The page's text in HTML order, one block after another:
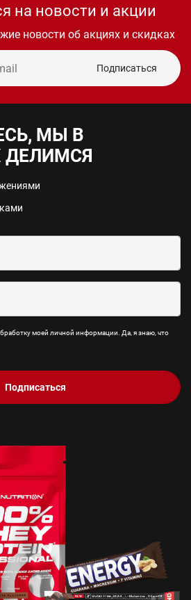
на новости и акции
новости об акциях и скидках
Подписаться
МЫ В
ДЕЛИМСЯ
моей личной информации. Да, я знаю, что
Подписаться